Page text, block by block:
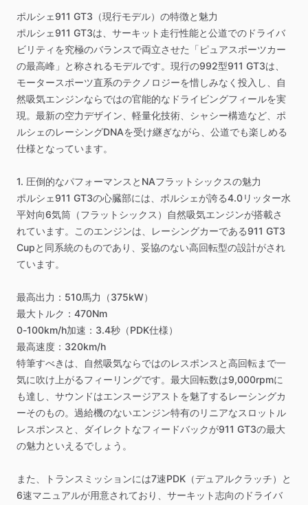
ポルシェ911 GT3（現行モデル）の特徴と魅力
ポルシェ911 GT3は、サーキット走行性能と公道でのドライバ
ビリティを究極のバランスで両立させた「ピュアスポーツカー
の最高峰」と称されるモデルです。現行の992型911 GT3は、
モータースポーツ直系のテクノロジーを惜しみなく投入し、自
然吸気エンジンならではの官能的なドライビングフィールを実
現。最新の空力デザイン、軽量化技術、シャシー構造など、ポ
ルシェのレーシングDNAを受け継ぎながら、公道でも楽しめる
仕様となっています。
1. 圧倒的なパフォーマンスとNAフラットシックスの魅力
ポルシェ911 GT3の心臓部には、ポルシェが誇る4.0リッター水
平対向6気筒（フラットシックス）自然吸気エンジンが搭載さ
れています。このエンジンは、レーシングカーである911 GT3
Cupと同系統のものであり、妥協のない高回転型の設計がされ
ています。
最高出力：510馬力（375kW）
最大トルク：470Nm
0-100km​/​h加速：3.4秒（PDK仕様）
最高速度：320km​/​h
特筆すべきは、自然吸気ならではのレスポンスと高回転まで一
気に吹け上がるフィーリングです。最大回転数は9,000rpmに
も達し、サウンドはエンスージアストを魅了するレーシングカ
ーそのもの。過給機のないエンジン特有のリニアなスロットル
レスポンスと、ダイレクトなフィードバックが911 GT3の最大
の魅力といえるでしょう。
また、トランスミッションには7速PDK（デュアルクラッチ）と
6速マニュアルが用意されており、サーキット志向のドライバ